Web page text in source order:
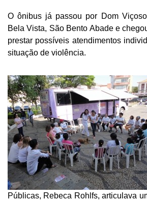
O ônibus já passou por Dom
Bela Vista, São Bento Abade e
prestar possíveis atendimentos
situação de violência.
Públicas, Rebeca Rohlfs, articulava